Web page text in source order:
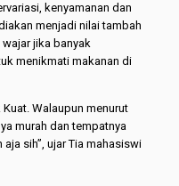
kenyamanan dan
menjadi nilai tambah
jika banyak
menikmati makanan di
Walaupun menurut
murah dan tempatnya
sih”, ujar Tia mahasiswi